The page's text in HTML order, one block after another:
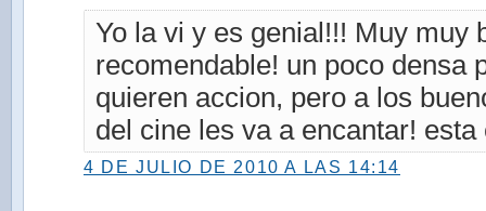
Yo la vi y es genial!!! Muy muy
recomendable! un poco densa
quieren accion, pero a los
del cine les va a encantar!
4 DE JULIO DE 2010 A LAS 14:14